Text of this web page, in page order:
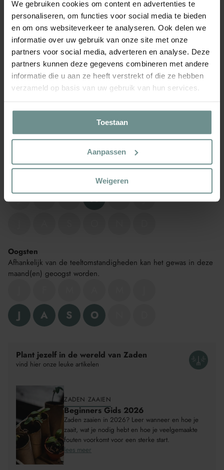
We gebruiken cookies om content en advertenties te
personaliseren, om functies voor social media te bieden
en om ons websiteverkeer te analyseren. Ook delen we
informatie over uw gebruik van onze site met onze
partners voor social media, adverteren en analyse. Deze
partners kunnen deze gegevens combineren met andere
informatie die u aan ze heeft verstrekt of die ze hebben
verzameld op basis van uw gebruik van hun services.
Toestaan
Aanpassen
Weigeren
Geschikt voor een Pot:Ja
Eenjarig/meerjarig: Eenjarig
🌱 WANNEER GROEI IK?
Zaaien onder glas
Zaaien onder glas is het planten van zaden in beschermde
omgevingen zoals kassen of kweekbakken.
J F M A M
J
J
A S O N D
Zaaien in de volle grond is het rechtstreeks planten van zaden
in de onbeschermde grond.
J F M A M
J
Oogsten
Afhankelijk van de teeltomstandigheden kan het gewas in deze
maand(en) geoogst worden.
J
A S O
toegevoegd
aan
Plant jezelf in de wereld van Zaden
vind hier onze leuke artikelen
ZADEN ZAAIEN
Beginners Gids 2026
Zaden zaaien in 2026? Leer wanneer en hoe je
zaait, wat je nodig hebt en hoe je veelgemaakte
fouten voorkomt voor een sterke start.
lees meer